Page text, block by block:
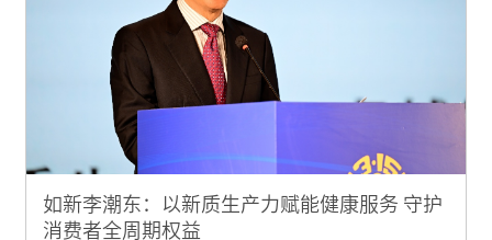
如新李潮东：以新质生产力赋能健康服务 守护
消费者全周期权益